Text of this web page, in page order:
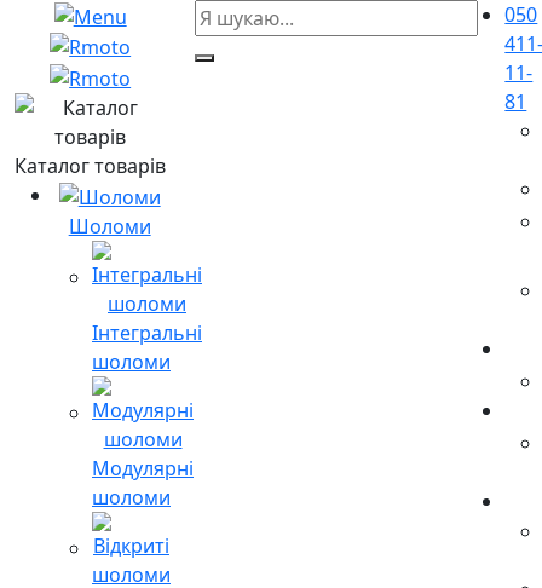
Каталог товарів
Шоломи
Інтегральні
шоломи
Модулярні
шоломи
050
11-
81